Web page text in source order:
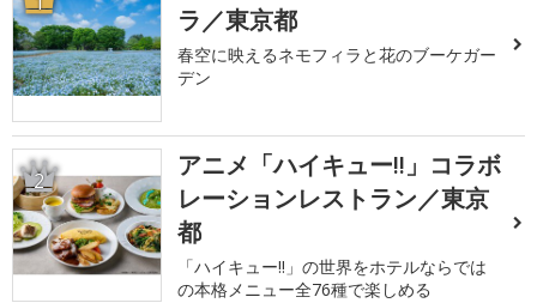
ラ／東京都
春空に映えるネモフィラと花のブーケガー
デン
2
アニメ「ハイキュー!!」コラボ
レーションレストラン／東京
都
「ハイキュー!!」の世界をホテルならでは
の本格メニュー全76種で楽しめる